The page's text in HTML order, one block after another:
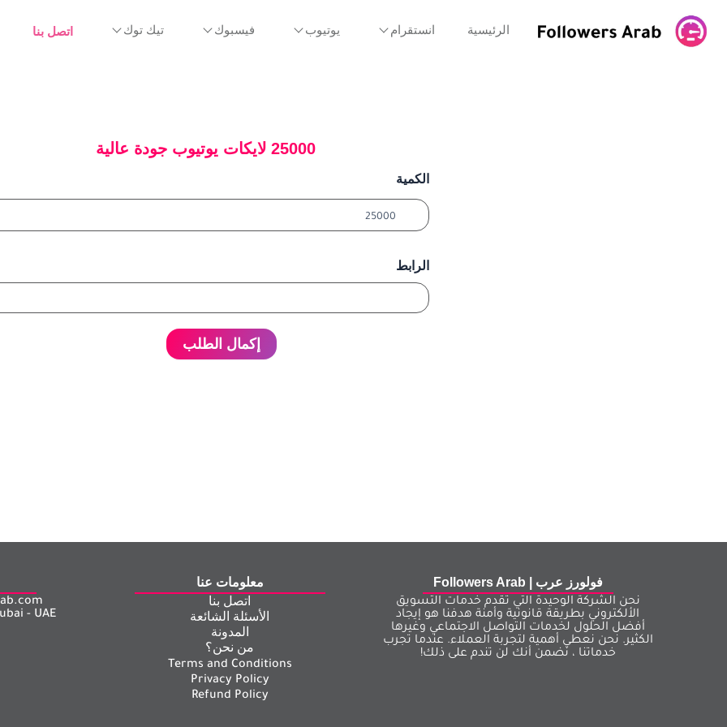
الرئيسية انستقرام يوتيوب فيسبوك تيك توك اتصل بنا
25000 لايكات يوتيوب جودة عالية
الكمية
الرابط
إكمال الطلب
فولورز عرب | Followers Arab
نحن الشركة الوحيدة التي تقدم خدمات التسويق
الألكتروني بطريقة قانونية وأمنة هدفنا هو إيجاد
أفضل الحلول لخدمات التواصل الاجتماعي وغيرها
الكثير. نحن نعطي أهمية لتجربة العملاء. عندما تجرب
خدماتنا ، نضمن أنك لن تندم على ذلك!
معلومات عنا
اتصل بنا
الأسئلة الشائعة
المدونة
من نحن؟
Terms and Conditions
Privacy Policy
Refund Policy
- UAE